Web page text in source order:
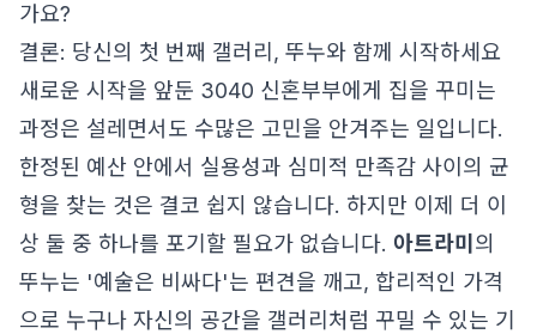
가요?
결론: 당신의 첫 번째 갤러리, 뚜누와 함께 시작하세요
새로운 시작을 앞둔 3040 신혼부부에게 집을 꾸미는
과정은 설레면서도 수많은 고민을 안겨주는 일입니다.
한정된 예산 안에서 실용성과 심미적 만족감 사이의 균
형을 찾는 것은 결코 쉽지 않습니다. 하지만 이제 더 이
상 둘 중 하나를 포기할 필요가 없습니다. 아트라미 의
뚜누는 '예술은 비싸다'는 편견을 깨고, 합리적인 가격
으로 누구나 자신의 공간을 갤러리처럼 꾸밀 수 있는 기